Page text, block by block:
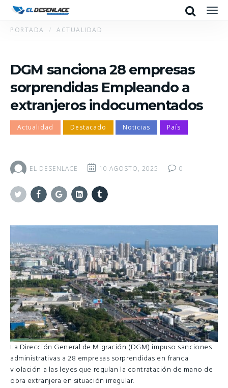
Search
PORTADA ACTUALIDAD
DGM sanciona 28 empresas
sorprendidas Empleando a
extranjeros indocumentados
Actualidad Destacado Noticias País
EL DESENLACE 10 AGOSTO, 2025 0
La Dirección General de Migración (DGM) impuso sanciones
administrativas a 28 empresas sorprendidas en franca
violación a las leyes que regulan la contratación de mano de
obra extranjera en situación irregular.